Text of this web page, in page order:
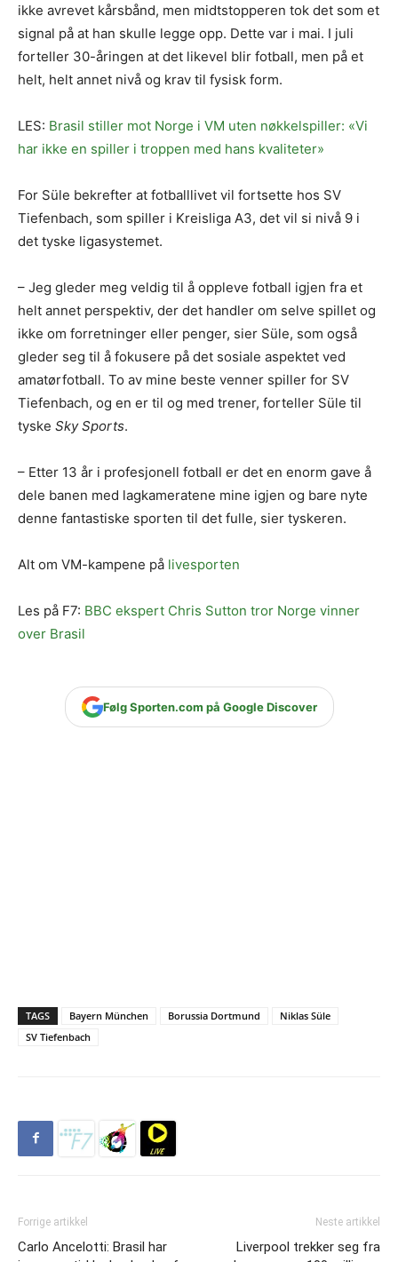
ikke avrevet kårsbånd, men midtstopperen tok det som et
signal på at han skulle legge opp. Dette var i mai. I juli
forteller 30-åringen at det likevel blir fotball, men på et
helt, helt annet nivå og krav til fysisk form.
LES: Brasil stiller mot Norge i VM uten nøkkelspiller: «Vi
har ikke en spiller i troppen med hans kvaliteter»
For Süle bekrefter at fotballlivet vil fortsette hos SV
Tiefenbach, som spiller i Kreisliga A3, det vil si nivå 9 i
det tyske ligasystemet.
– Jeg gleder meg veldig til å oppleve fotball igjen fra et
helt annet perspektiv, der det handler om selve spillet og
ikke om forretninger eller penger, sier Süle, som også
gleder seg til å fokusere på det sosiale aspektet ved
amatørfotball. To av mine beste venner spiller for SV
Tiefenbach, og en er til og med trener, forteller Süle til
tyske Sky Sports.
– Etter 13 år i profesjonell fotball er det en enorm gave å
dele banen med lagkameratene mine igjen og bare nyte
denne fantastiske sporten til det fulle, sier tyskeren.
Alt om VM-kampene på livesporten
Les på F7: BBC ekspert Chris Sutton tror Norge vinner
over Brasil
Følg Sporten.com på Google Discover
TAGS Bayern München Borussia Dortmund
Niklas Süle
SV Tiefenbach
Forrige artikkel
Carlo Ancelotti: Brasil har
Neste artikkel
Liverpool trekker seg fra